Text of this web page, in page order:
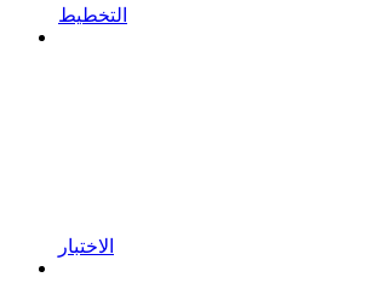
التخطيط
الاختبار